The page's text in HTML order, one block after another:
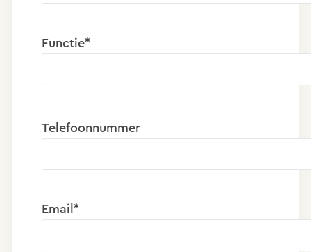
Functie*
Telefoonnummer
Email*